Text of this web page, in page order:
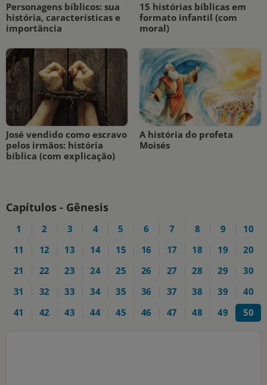
Personagens bíblicos: sua
história, características e
importância
15 histórias bíblicas em
formato infantil (com
moral)
José vendido como escravo
pelos irmãos: história
bíblica (com explicação)
A história do profeta
Moisés
Capítulos - Gênesis
1 2 3 4 5 6 7 8 9
10
11
12 13 14 15 16 17 18 19
20
21
22 23 24 25 26 27 28 29
30
31
32 33 34 35 36 37 38 39
40
41
42 43 44 45 46 47 48 49 50